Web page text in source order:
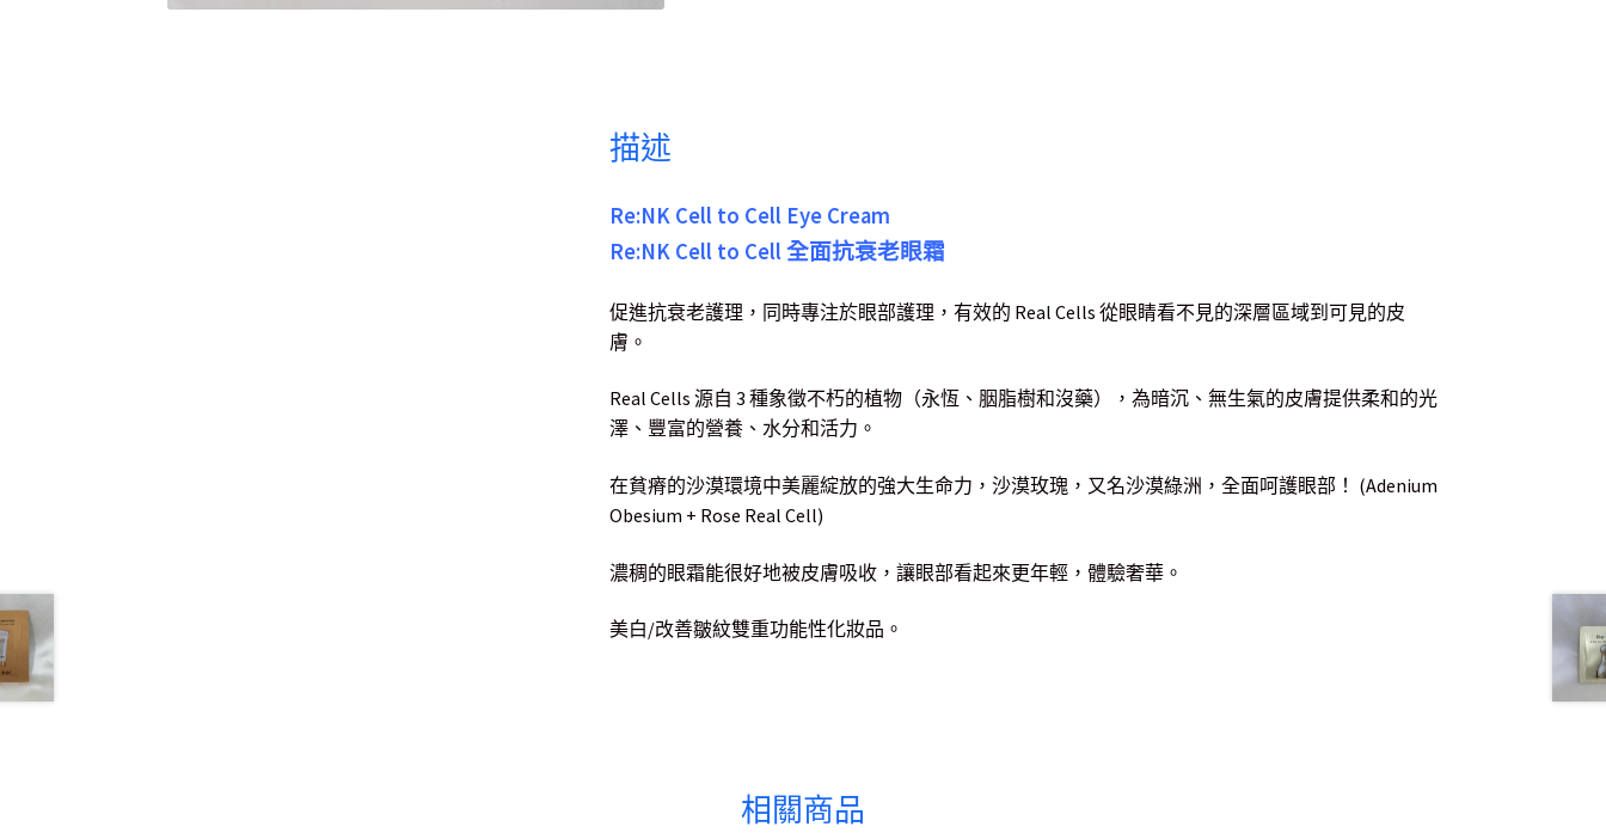
描述
Re:NK Cell to Cell Eye Cream
Re:NK Cell to Cell 全面抗衰老眼霜
促進抗衰老護理，同時專注於眼部護理，有效的 Real Cells 從眼睛看不見的深層區域到可見的皮
膚。
Real Cells 源自 3 種象徵不朽的植物（永恆、胭脂樹和沒藥），為暗沉、無生氣的皮膚提供柔和的光
澤、豐富的營養、水分和活力。
在貧瘠的沙漠環境中美麗綻放的強大生命力，沙漠玫瑰，又名沙漠綠洲，全面呵護眼部！ (Adenium
Obesium + Rose Real Cell)
濃稠的眼霜能很好地被皮膚吸收，讓眼部看起來更年輕，體驗奢華。
美白/改善皺紋雙重功能性化妝品。
相關商品